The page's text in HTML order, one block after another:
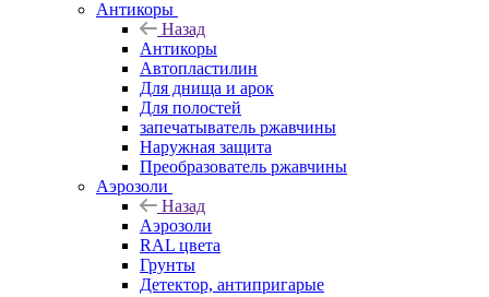
Антикоры
Назад
Антикоры
Автопластилин
Для днища и арок
Для полостей
запечатыватель ржавчины
Наружная защита
Преобразователь ржавчины
Аэрозоли
Назад
Аэрозоли
RAL цвета
Грунты
Детектор, антипригарые